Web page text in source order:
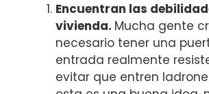
Encuentran las
vivienda. Mucha gente
necesario tener una
entrada realmente
evitar que entren